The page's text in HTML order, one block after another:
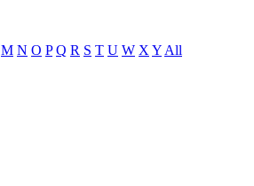
M N O P Q R S T U W X Y All